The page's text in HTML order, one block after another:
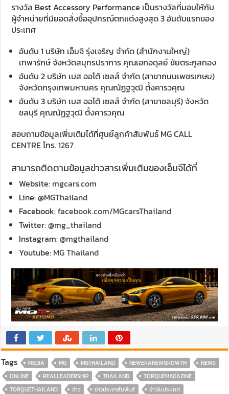
รางวัล Best Accessory Performance เป็นรางวัลที่มอบให้กับ
ผู้จำหน่ายที่มียอดสั่งซื้ออุปกรณ์ตกแต่งสูงสุด 3 อันดับแรกของ
ประเทศ
อันดับ 1 บริษัท เอ็มจี รุ่งเจริญ จำกัด (สำนักงานใหญ่)
เทพารักษ์ จังหวัดสมุทรปราการ คุณเอกอดุลย์ ชัยตระกูลทอง
อันดับ 2 บริษัท เบส ออโต้ เซลส์ จำกัด (สาขาถนนเพชรเกษม)
จังหวัดกรุงเทพมหานคร คุณณัฏฐวุฒิ ตั้งคารวคุณ
อันดับ 3 บริษัท เบส ออโต้ เซลส์ จำกัด (สาขาชลบุรี) จังหวัด
ชลบุรี คุณณัฏฐวุฒิ ตั้งคารวคุณ
สอบถามข้อมูลเพิ่มเติมได้ที่ศูนย์ลูกค้าสัมพันธ์ MG CALL
CENTRE โทร.1267
สามารถติดตามข้อมูลข่าวสารเพิ่มเติมของเอ็มจีได้ที่
Website: mgcars.com
Line:@MGThailand
Facebook:facebook.com/MGcarsThailand
Twitter:@mg_thailand
Instagram:@mgthailand
Youtube: MG Thailand
Tags MEDIA MG MGTHAILAND NEWERANEWGROWTH
NEWS
ONLINE
REALLEADERSHIP THAILAND
TORQUEMAGAZINE
TORQUETHAILAND
ข่าว ข่าวประชาสัมพันธ์ ข่าวในประเทศ